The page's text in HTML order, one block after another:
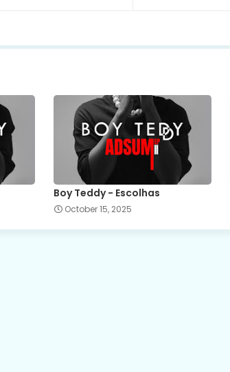
Boy Teddy - Escolhas
October 15, 2025